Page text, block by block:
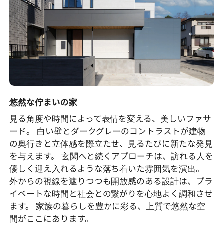
悠然な佇まいの家
見る角度や時間によって表情を変える、美しいファサ
ード。 白い壁とダークグレーのコントラストが建物
の奥行きと立体感を際立たせ、見るたびに新たな発見
を与えます。 玄関へと続くアプローチは、訪れる人を
優しく迎え入れるような落ち着いた雰囲気を演出。
外からの視線を遮りつつも開放感のある設計は、プラ
イベートな時間と社会との繋がりを心地よく調和させ
ます。 家族の暮らしを豊かに彩る、上質で悠然な空
間がここにあります。